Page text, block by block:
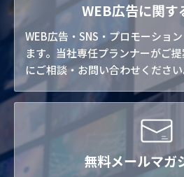
WEB広告に関す
WEB広告・SNS・プロモーショ
ます。当社専任プランナーがご
にご相談・お問い合わせくださ
無料メールマガ